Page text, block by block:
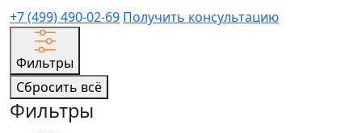
+7 (499) 490-02-69 Получить консультацию
Фильтры
Сбросить всё
Фильтры